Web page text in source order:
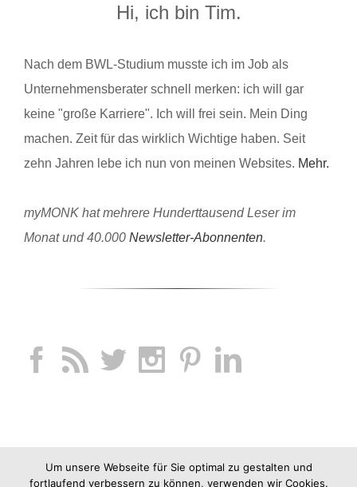
Hi, ich bin Tim.
Nach dem BWL-Studium musste ich im Job als
Unternehmensberater schnell merken: ich will gar
keine "große Karriere". Ich will frei sein. Mein Ding
machen. Zeit für das wirklich Wichtige haben. Seit
zehn Jahren lebe ich nun von meinen Websites. Mehr.
myMONK hat mehrere Hunderttausend Leser im
Monat und 40.000 Newsletter-Abonnenten.
Um unsere Webseite für Sie optimal zu gestalten und
fortlaufend verbessern zu können, verwenden wir Cookies.